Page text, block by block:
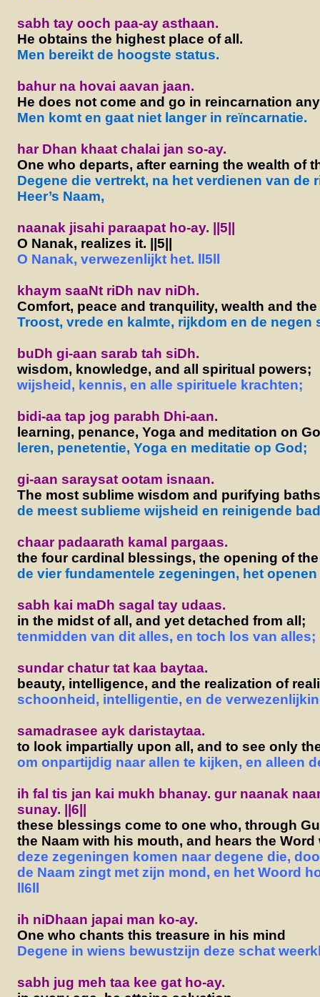
sabh tay ooch paa-ay asthaan.
He obtains the highest place of all.
Men bereikt de hoogste status.
bahur na hovai aavan jaan.
He does not come and go in reincarnation
Men komt en gaat niet langer in reïncarnatie.
har Dhan khaat chalai jan so-ay.
One who departs, after earning the wealth of
Degene die vertrekt, na het verdienen van de
Heer’s Naam,
naanak jisahi paraapat ho-ay. ||5||
O Nanak, realizes it. ||5||
O Nanak, verwezenlijkt het. ll5ll
khaym saaNt riDh nav niDh.
Comfort, peace and tranquility, wealth and
Troost, vrede en kalmte, rijkdom en de negen
buDh gi-aan sarab tah siDh.
wisdom, knowledge, and all spiritual powers;
wijsheid, kennis, en alle spirituele krachten;
bidi-aa tap jog parabh Dhi-aan.
learning, penance, Yoga and meditation on
leren, penetentie, Yoga en meditatie op God;
gi-aan saraysat ootam isnaan.
The most sublime wisdom and purifying
de meest sublieme wijsheid en reinigende
chaar padaarath kamal pargaas.
the four cardinal blessings, the opening of
de vier fundamentele zegeningen, het
sabh kai maDh sagal tay udaas.
in the midst of all, and yet detached from all;
tenmidden van dit alles, en toch los van alles;
sundar chatur tat kaa baytaa.
beauty, intelligence, and the realization of
schoonheid, intelligentie, en de
samadrasee ayk daristaytaa.
to look impartially upon all, and to see only
om onpartijdig naar allen te kijken, en alleen
ih fal tis jan kai mukh bhanay. gur naanak
sunay. ||6||
these blessings come to one who, through
the Naam with his mouth, and hears the Word
deze zegeningen komen naar degene die,
de Naam zingt met zijn mond, en het Woord
ll6ll
ih niDhaan japai man ko-ay.
One who chants this treasure in his mind
Degene in wiens bewustzijn deze schat
sabh jug meh taa kee gat ho-ay.